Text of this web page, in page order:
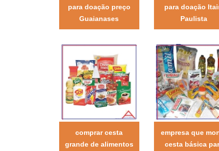
para doação preço
Guaianases
para doação
Paulista
comprar cesta
grande de alimentos
empresa que
cesta básica